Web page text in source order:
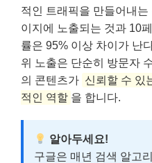
적인 트래픽을 만들어내는
이지에 노출되는 것과 10
률은 95% 이상 차이가 난
위 노출은 단순히 방문자
의 콘텐츠가 신뢰할 수 있
적인 역할 을 합니다.
알아두세요!
구글은 매년 검색 알고